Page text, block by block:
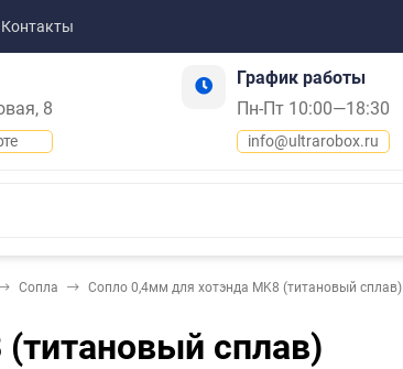
Контакты
8
График работы
Пн-Пт 10:00—18:30
info@ultrarobox.ru
Сопла Сопло 0,4мм для хотэнда MK8 (титановый сплав)
сплав)